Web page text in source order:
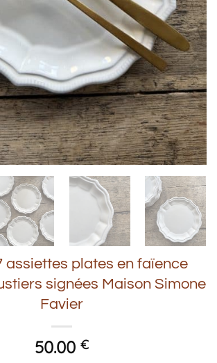
assiettes plates en faïence
signées Maison Simone
Favier
50.00 €